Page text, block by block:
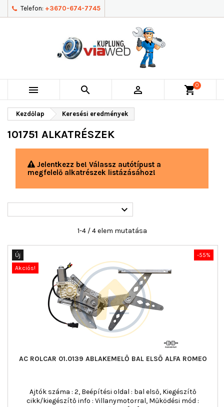
Telefon: +3670-674-7745
   shopping_cart0
Kezdőlap Keresési eredmények
101751 ALKATRÉSZEK
Jelentkezz be! Válassz autótípust a
megfelelő alkatrészek listázásához!

1-4 / 4 elem mutatása
-55%
Új
Akciós!
AC ROLCAR 01.0139 ABLAKEMELŐ BAL ELSŐ ALFA ROMEO
Ajtók száma : 2, Beépítési oldal : bal első, Kiegészítő
cikk/kiegészítő info : Villanymotorral, Működési mód :